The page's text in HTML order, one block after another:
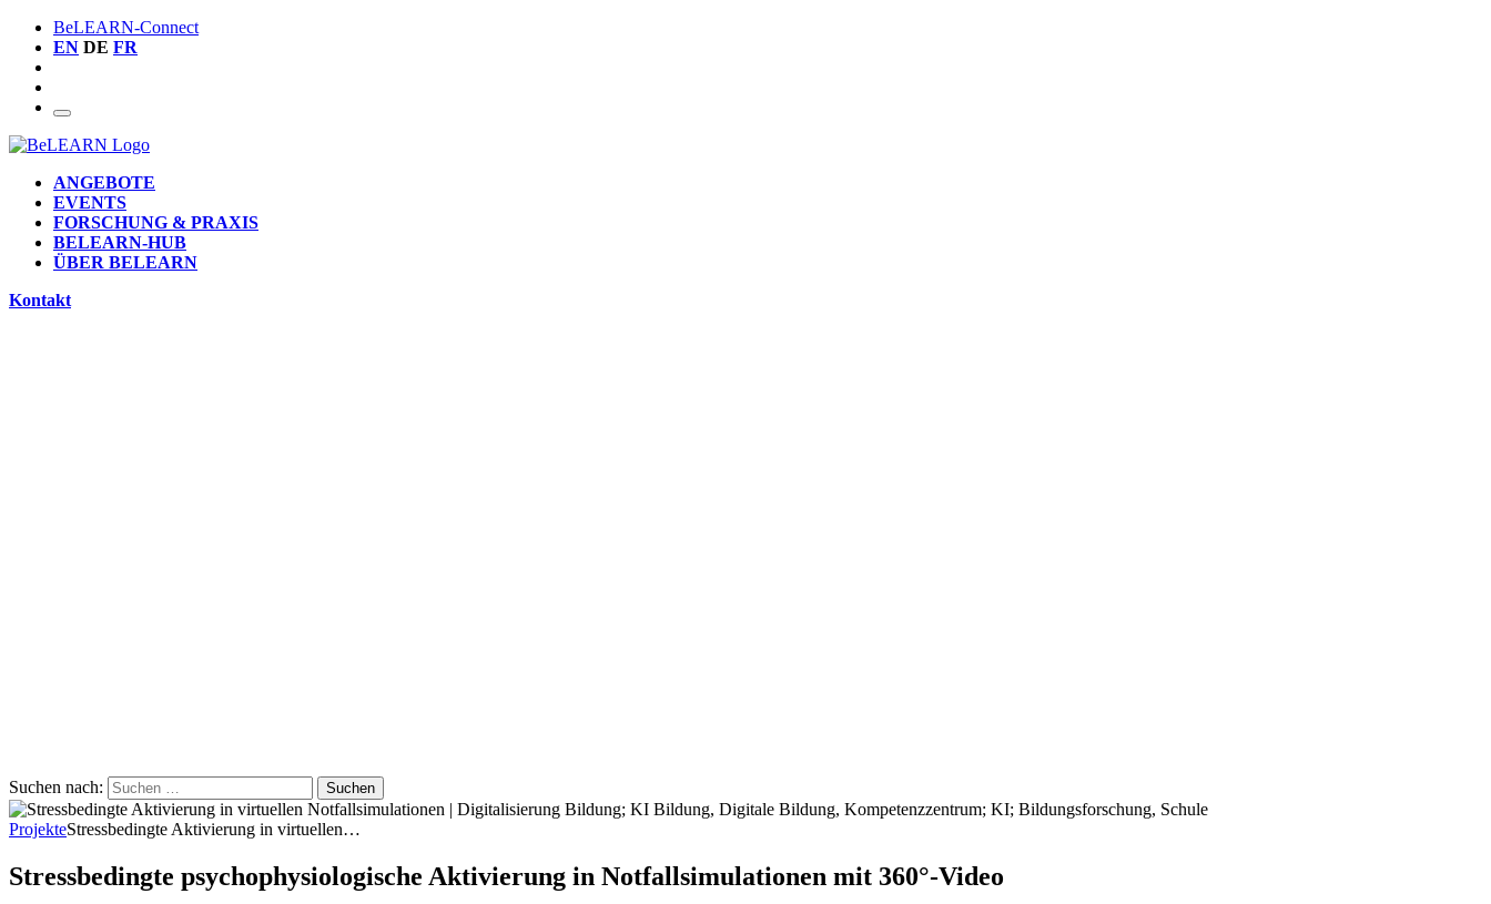
BeLEARN-Connect
EN DE FR
ANGEBOTE
EVENTS
FORSCHUNG & PRAXIS
BELEARN-HUB
ÜBER BELEARN
Kontakt
Suchen nach:
ProjekteStressbedingte Aktivierung in virtuellen…
Stressbedingte psychophysiologische Aktivierung in Notfallsimulationen mit 360°-Video